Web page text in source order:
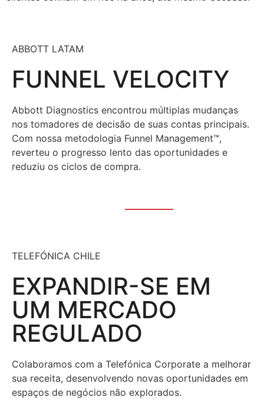
ABBOTT LATAM
FUNNEL VELOCITY
Abbott Diagnostics encontrou múltiplas mudanças
nos tomadores de decisão de suas contas principais.
Com nossa metodologia Funnel Management™,
reverteu o progresso lento das oportunidades e
reduziu os ciclos de compra.
TELEFÓNICA CHILE
EXPANDIR-SE EM
UM MERCADO
REGULADO
Colaboramos com a Telefónica Corporate a melhorar
sua receita, desenvolvendo novas oportunidades em
espaços de negócios não explorados.